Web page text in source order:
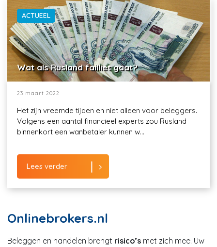
ACTUEEL
Wat als Rusland failliet gaat?
23 maart 2022
Het zijn vreemde tijden en niet alleen voor beleggers.
Volgens een aantal financieel experts zou Rusland
binnenkort een wanbetaler kunnen w...
Lees verder
Onlinebrokers.nl
Beleggen en handelen brengt risico’s met zich mee. Uw